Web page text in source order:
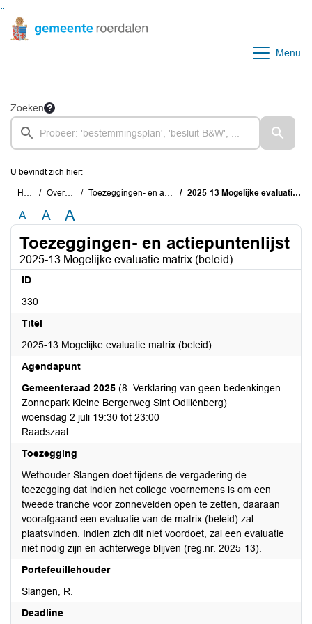
Ga naar de inhoud van deze pagina
Ga naar het zoeken
Ga naar het menu
Menu
Zoeken
U bevindt zich hier:
Home Overzichten Toezeggingen- en actiepuntenlijst 2025-13 Mogelijke evaluatie matrix (beleid)
A A A
Toezeggingen- en actiepuntenlijst
2025-13 Mogelijke evaluatie matrix (beleid)
ID
330
Titel
2025-13 Mogelijke evaluatie matrix (beleid)
Agendapunt
Gemeenteraad 2025 (8. Verklaring van geen bedenkingen
Zonnepark Kleine Bergerweg Sint Odiliënberg)
woensdag 2 juli 19:30 tot 23:00
Raadszaal
Toezegging
Wethouder Slangen doet tijdens de vergadering de
toezegging dat indien het college voornemens is om een
tweede tranche voor zonnevelden open te zetten, daaraan
voorafgaand een evaluatie van de matrix (beleid) zal
plaatsvinden. Indien zich dit niet voordoet, zal een evaluatie
niet nodig zijn en achterwege blijven (reg.nr. 2025-13).
Portefeuillehouder
Slangen, R.
Deadline